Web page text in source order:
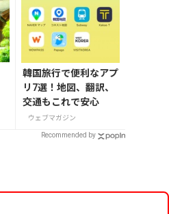
韓国旅行で便利なアプ
リ7選！地図、翻訳、
交通もこれで安心
ウェブマガジン
Recommended by